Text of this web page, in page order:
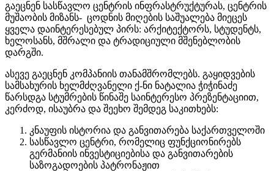
გაეცნენ სასწავლო ცენტრის ინფრასტრუქტურას, ცენტრის
მუშაობის მიზანს- ცოდნის მიღების საშუალება მიეცეს
ყველა დაინტერესებულ პირს: არქიტექტორს, სტუდენტს,
ხელოსანს, მშრალი და ტრადიციული მშენებლობის
დარგში.
ასევე გაეცნენ კომპანიის თანამშრომლებს. გაყიდვების
სამსახურის ხელმძღვანელი ქ-ნი ნატალია ჭიჭინაძე
წარსდგა სტუმრების წინაშე საინტერესო პრეზენტაციით,
კერძოდ, ისაუბრა და შეეხო შემდეგ საკითხებს:
კნაუფის ისტორია და განვითარება საქართველოში
სასწავლო ცენტრი, რომელიც ფუნქციონირებს
გერმანიის ინვესტიციებისა და განვითარების
საზოგადოების პატრონაჟით